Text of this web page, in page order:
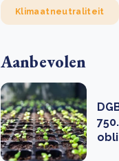
Klimaatneutraliteit
Aanbevolen